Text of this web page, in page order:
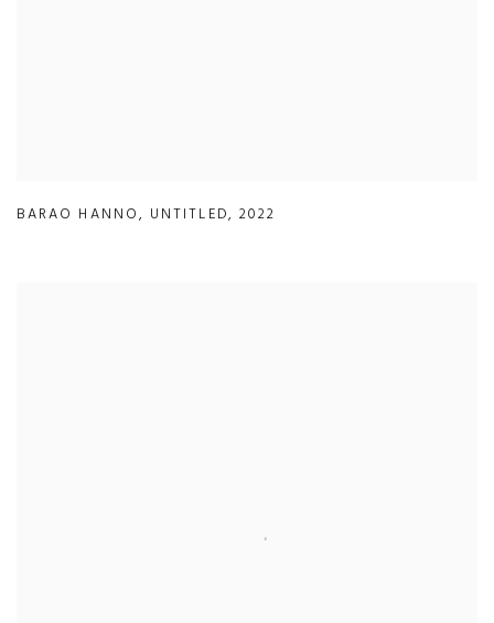
BARAO HANNO, UNTITLED, 2022